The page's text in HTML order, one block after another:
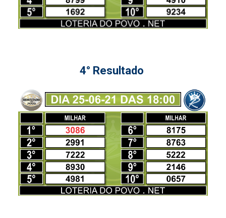
4° Resultado